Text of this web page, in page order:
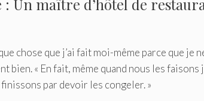
: Un maître d’hôtel de
chose que j’ai fait moi-même parce que je
bien. « En fait, même quand nous les
par devoir les congeler. »